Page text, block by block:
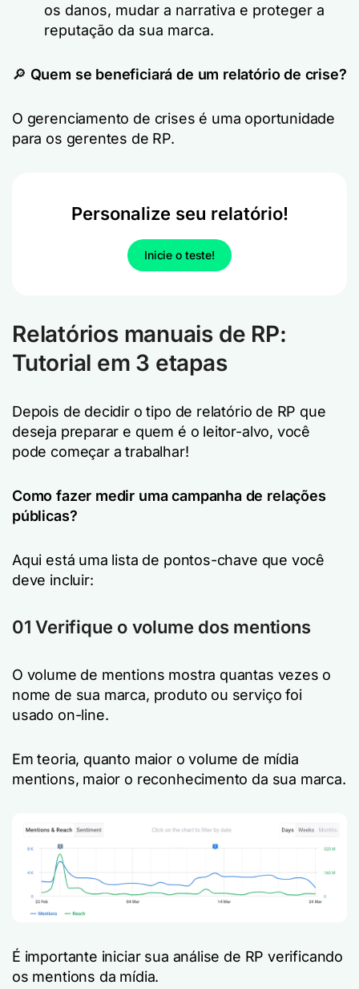
os danos, mudar a narrativa e proteger a
reputação da sua marca.
🔎 Quem se beneficiará de um relatório de crise?
O gerenciamento de crises é uma oportunidade
para os gerentes de RP.
Personalize seu relatório!
Inicie o teste!
Relatórios manuais de RP:
Tutorial em 3 etapas
Depois de decidir o tipo de relatório de RP que
deseja preparar e quem é o leitor-alvo, você
pode começar a trabalhar!
Como fazer medir uma campanha de relações
públicas?
Aqui está uma lista de pontos-chave que você
deve incluir:
01 Verifique o volume dos mentions
O volume de mentions mostra quantas vezes o
nome de sua marca, produto ou serviço foi
usado on-line.
Em teoria, quanto maior o volume de mídia
mentions, maior o reconhecimento da sua marca.
É importante iniciar sua análise de RP verificando
os mentions da mídia.